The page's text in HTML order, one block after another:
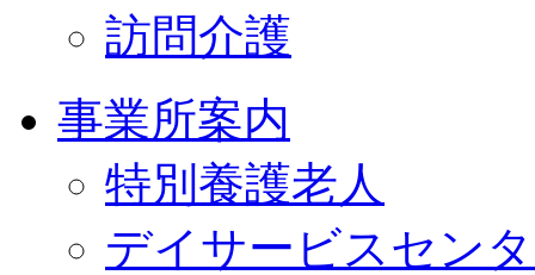
訪問介護
事業所案内
特別養護老人
デイサービスセン